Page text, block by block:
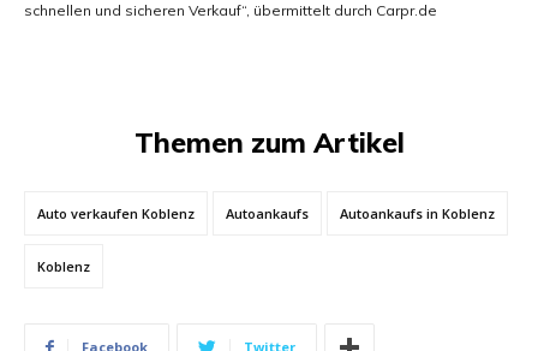
schnellen und sicheren Verkauf“, übermittelt durch Carpr.de
Themen zum Artikel
Auto verkaufen Koblenz Autoankaufs Autoankaufs in Koblenz
Koblenz
Facebook Twitter